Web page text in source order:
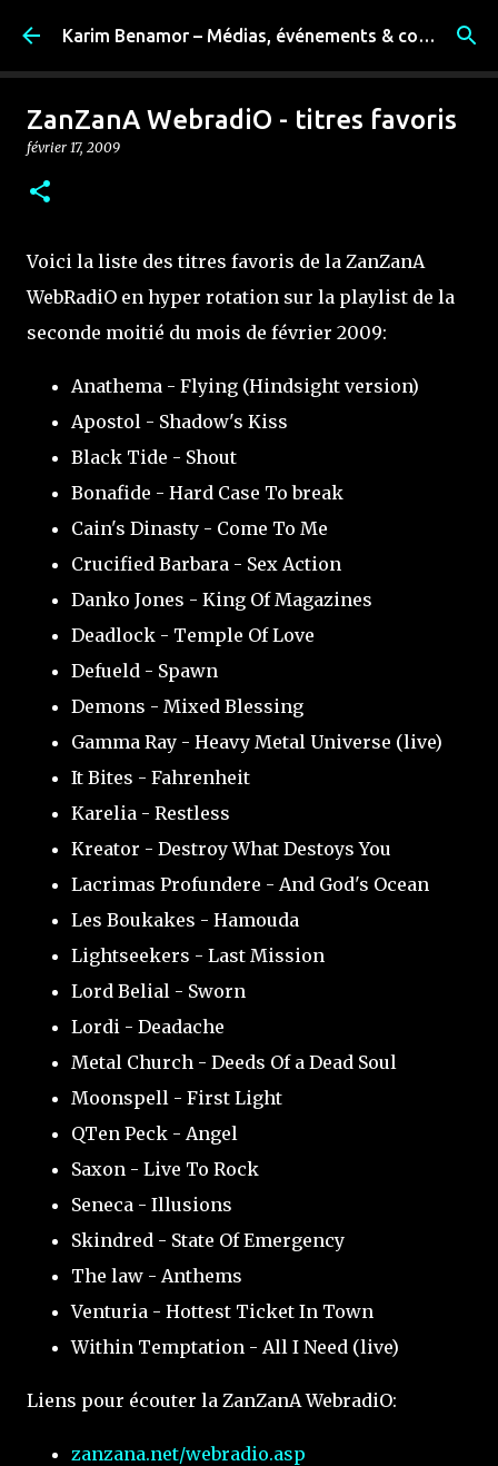
Accéder au contenu principal Karim Benamor – Médias, événements & coulisses
ZanZanA WebradiO - titres favoris
février 17, 2009
Voici la liste des titres favoris de la ZanZanA
WebRadiO en hyper rotation sur la playlist de la
seconde moitié du mois de février 2009:
Anathema - Flying (Hindsight version)
Apostol - Shadow's Kiss
Black Tide - Shout
Bonafide - Hard Case To break
Cain's Dinasty - Come To Me
Crucified Barbara - Sex Action
Danko Jones - King Of Magazines
Deadlock - Temple Of Love
Defueld - Spawn
Demons - Mixed Blessing
Gamma Ray - Heavy Metal Universe (live)
It Bites - Fahrenheit
Karelia - Restless
Kreator - Destroy What Destoys You
Lacrimas Profundere - And God's Ocean
Les Boukakes - Hamouda
Lightseekers - Last Mission
Lord Belial - Sworn
Lordi - Deadache
Metal Church - Deeds Of a Dead Soul
Moonspell - First Light
QTen Peck - Angel
Saxon - Live To Rock
Seneca - Illusions
Skindred - State Of Emergency
The law - Anthems
Venturia - Hottest Ticket In Town
Within Temptation - All I Need (live)
Liens pour écouter la ZanZanA WebradiO:
zanzana.net/webradio.asp